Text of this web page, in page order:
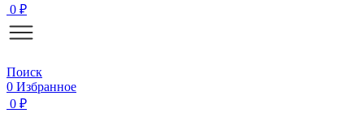
0 ₽
Поиск
0 Избранное
0 ₽